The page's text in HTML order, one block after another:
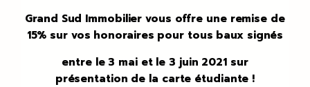
Grand Sud Immobilier vous offre une remise de
15% sur vos honoraires pour tous baux signés
entre le 3 mai et le 3 juin 2021 sur
présentation de la carte étudiante !